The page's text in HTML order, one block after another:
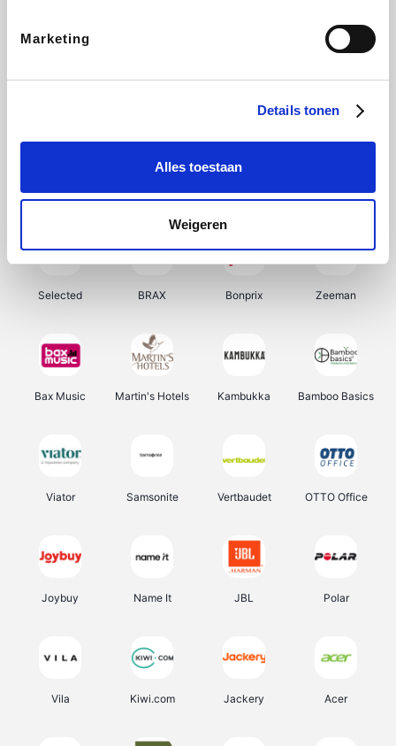
Marketing
Details tonen
Alles toestaan
Weigeren
Samsung My Jewellery Delonghi Tennis Point
Selected BRAX Bonprix Zeeman
Bax Music Martin's Hotels Kambukka Bamboo Basics
Viator Samsonite Vertbaudet OTTO Office
Joybuy Name It JBL Polar
Vila Kiwi.com Jackery Acer